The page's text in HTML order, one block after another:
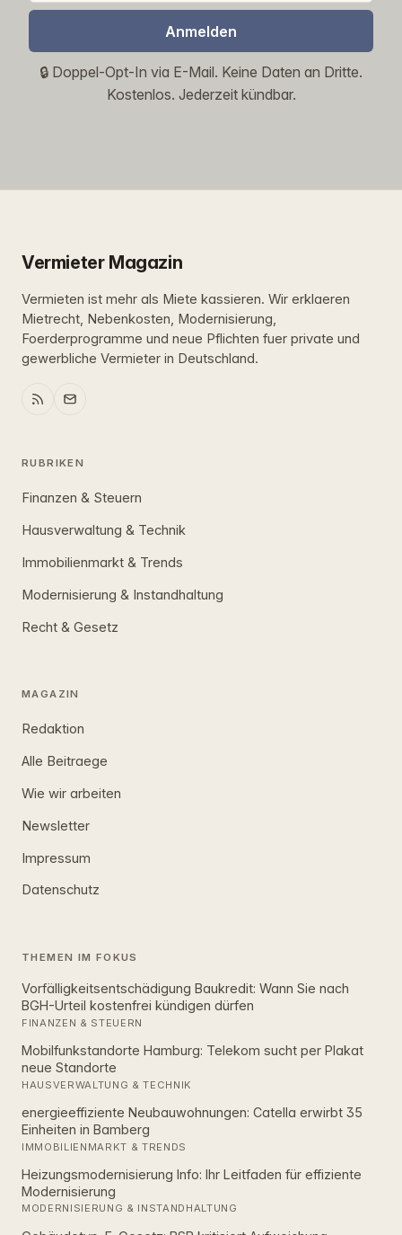
Anmelden
🔒 Doppel-Opt-In via E-Mail. Keine Daten an Dritte.
Kostenlos. Jederzeit kündbar.
Vermieter Magazin
Vermieten ist mehr als Miete kassieren. Wir erklaeren
Mietrecht, Nebenkosten, Modernisierung,
Foerderprogramme und neue Pflichten fuer private und
gewerbliche Vermieter in Deutschland.
RUBRIKEN
Finanzen & Steuern
Hausverwaltung & Technik
Immobilienmarkt & Trends
Modernisierung & Instandhaltung
Recht & Gesetz
MAGAZIN
Redaktion
Alle Beitraege
Wie wir arbeiten
Newsletter
Impressum
Datenschutz
THEMEN IM FOKUS
Vorfälligkeitsentschädigung Baukredit: Wann Sie nach
BGH-Urteil kostenfrei kündigen dürfen
FINANZEN & STEUERN
Mobilfunkstandorte Hamburg: Telekom sucht per Plakat
neue Standorte
HAUSVERWALTUNG & TECHNIK
energieeffiziente Neubauwohnungen: Catella erwirbt 35
Einheiten in Bamberg
IMMOBILIENMARKT & TRENDS
Heizungsmodernisierung Info: Ihr Leitfaden für effiziente
Modernisierung
MODERNISIERUNG & INSTANDHALTUNG